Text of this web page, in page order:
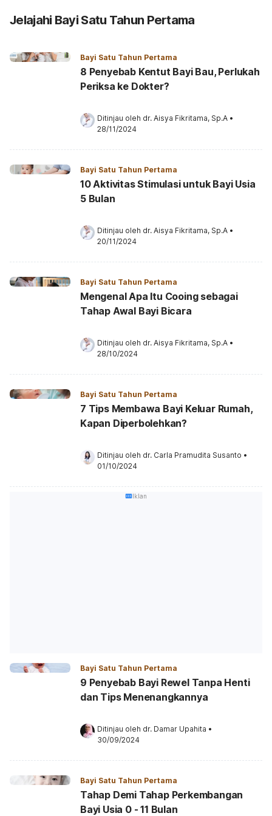
Jelajahi Bayi Satu Tahun Pertama
Bayi Satu Tahun Pertama
8 Penyebab Kentut Bayi Bau, Perlukah
Periksa ke Dokter?
Ditinjau oleh dr. Aisya Fikritama, Sp.A •
28/11/2024
Bayi Satu Tahun Pertama
10 Aktivitas Stimulasi untuk Bayi Usia
5 Bulan
Ditinjau oleh dr. Aisya Fikritama, Sp.A •
20/11/2024
Bayi Satu Tahun Pertama
Mengenal Apa Itu Cooing sebagai
Tahap Awal Bayi Bicara
Ditinjau oleh dr. Aisya Fikritama, Sp.A •
28/10/2024
Bayi Satu Tahun Pertama
7 Tips Membawa Bayi Keluar Rumah,
Kapan Diperbolehkan?
Ditinjau oleh dr. Carla Pramudita Susanto •
01/10/2024
Iklan
Bayi Satu Tahun Pertama
9 Penyebab Bayi Rewel Tanpa Henti
dan Tips Menenangkannya
Ditinjau oleh dr. Damar Upahita •
30/09/2024
Bayi Satu Tahun Pertama
Tahap Demi Tahap Perkembangan
Bayi Usia 0 - 11 Bulan